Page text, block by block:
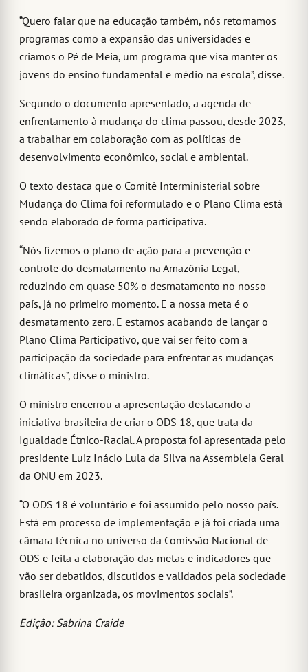
“Quero falar que na educação também, nós retomamos
programas como a expansão das universidades e
criamos o Pé de Meia, um programa que visa manter os
jovens do ensino fundamental e médio na escola”, disse.
Segundo o documento apresentado, a agenda de
enfrentamento à mudança do clima passou, desde 2023,
a traba­lhar em colaboração com as políticas de
desenvolvimento econômico, social e am­biental.
O texto destaca que o Comitê Interministerial sobre
Mudança do Clima foi reformulado e o Plano Clima está
sendo elaborado de forma participativa.
“Nós fizemos o plano de ação para a prevenção e
controle do desmatamento na Amazônia Legal,
reduzindo em quase 50% o desmatamento no nosso
país, já no primeiro momento. E a nossa meta é o
desmatamento zero. E estamos acabando de lançar o
Plano Clima Participativo, que vai ser feito com a
participação da sociedade para enfrentar as mudanças
climáticas”, disse o ministro.
O ministro encerrou a apresentação destacando a
iniciativa brasileira de criar o ODS 18, que trata da
Igualdade Étnico-Racial. A proposta foi apresentada pelo
presidente Luiz Inácio Lula da Silva na Assembleia Geral
da ONU em 2023.
“O ODS 18 é voluntário e foi assumido pelo nosso país.
Está em processo de implementação e já foi criada uma
câmara técnica no universo da Comissão Nacional de
ODS e feita a elaboração das metas e indicadores que
vão ser debatidos, discutidos e validados pela sociedade
brasileira organizada, os movimentos sociais”.
Edição: Sabrina Craide